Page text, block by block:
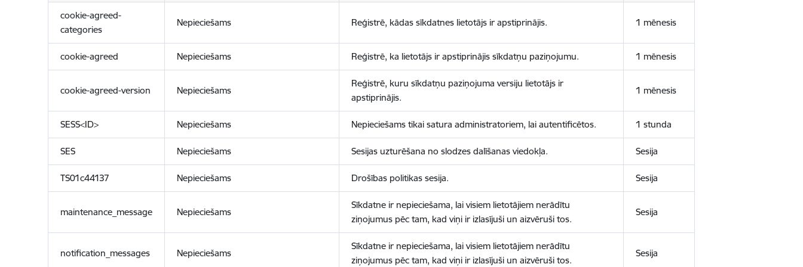
cookie-agreed-
categories
Nepieciešams Reģistrē, kādas sīkdatnes lietotājs ir apstiprinājis. 1 mēnesis
cookie-agreed Nepieciešams Reģistrē, ka lietotājs ir apstiprinājis sīkdatņu paziņojumu. 1 mēnesis
cookie-agreed-version Nepieciešams
Reģistrē, kuru sīkdatņu paziņojuma versiju lietotājs ir
apstiprinājis.
1 mēnesis
SESS<ID> Nepieciešams Nepieciešams tikai satura administratoriem, lai autentificētos. 1 stunda
SES Nepieciešams Sesijas uzturēšana no slodzes dalīšanas viedokļa. Sesija
TS01c44137 Nepieciešams Drošības politikas sesija. Sesija
maintenance_message Nepieciešams
Sīkdatne ir nepieciešama, lai visiem lietotājiem nerādītu
ziņojumus pēc tam, kad viņi ir izlasījuši un aizvēruši tos.
Sesija
notification_messages Nepieciešams
Sīkdatne ir nepieciešama, lai visiem lietotājiem nerādītu
ziņojumus pēc tam, kad viņi ir izlasījuši un aizvēruši tos.
Sesija